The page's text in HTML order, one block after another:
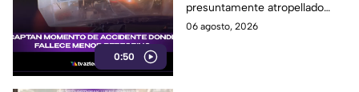
0:50
presuntamente atropellado
mientras entrenaba en
06 agosto, 2026